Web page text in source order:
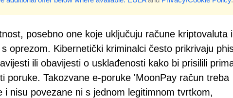
posebno one koje uključuju račune kriptovaluta
oprezom. Kibernetički kriminalci često prikrivaju
ili obavijesti o usklađenosti kako bi prisilili
poruke. Takozvane e-poruke 'MoonPay račun treba
nisu povezane ni s jednom legitimnom tvrtkom,